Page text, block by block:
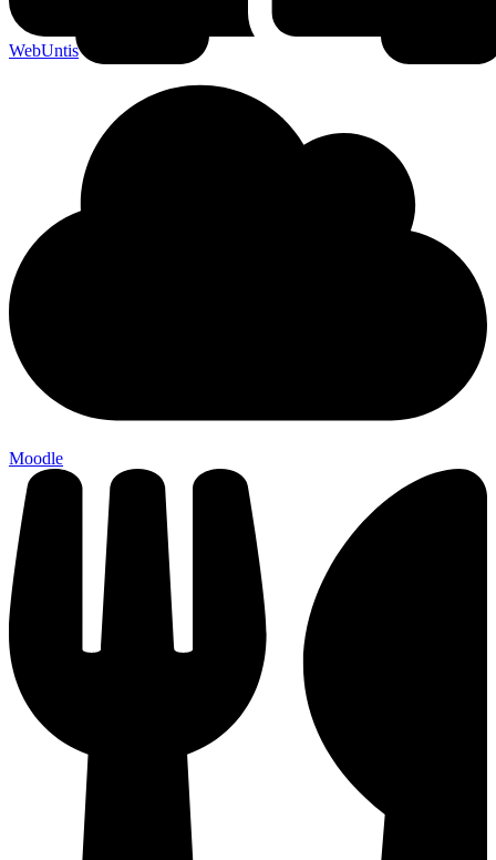
WebUntis
Moodle